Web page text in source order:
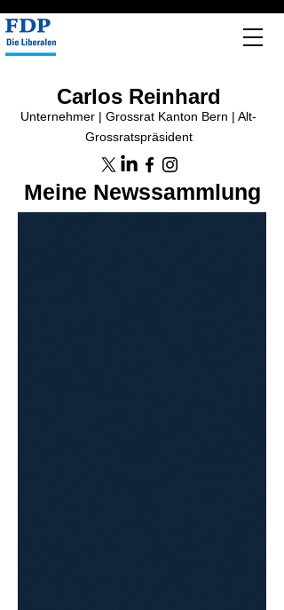
Carlos Reinhard
Unternehmer | Grossrat Kanton Bern | Alt-
Grossratspräsident
Meine Newssammlung